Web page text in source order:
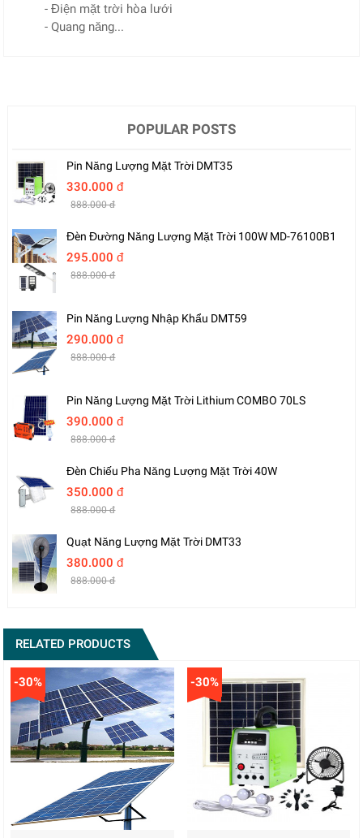
- Điện mặt trời hòa lưới
- Quang năng...
POPULAR POSTS
Pin Năng Lượng Mặt Trời DMT35
330.000 đ
888.000 đ
Đèn Đường Năng Lượng Mặt Trời 100W MD-76100B1
295.000 đ
888.000 đ
Pin Năng Lượng Nhập Khẩu DMT59
290.000 đ
888.000 đ
Pin Năng Lượng Mặt Trời Lithium COMBO 70LS
390.000 đ
888.000 đ
Đèn Chiếu Pha Năng Lượng Mặt Trời 40W
350.000 đ
888.000 đ
Quạt Năng Lượng Mặt Trời DMT33
380.000 đ
888.000 đ
RELATED PRODUCTS
-30% -30%